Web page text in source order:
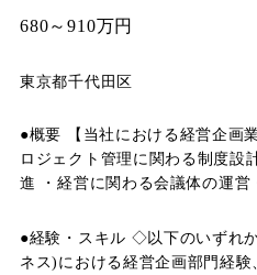
680～910万円
東京都千代田区
●概要 【当社における経営企画
ロジェクト管理に関わる制度設
進 ・経営に関わる会議体の運
●経験・スキル ◇以下のいずれ